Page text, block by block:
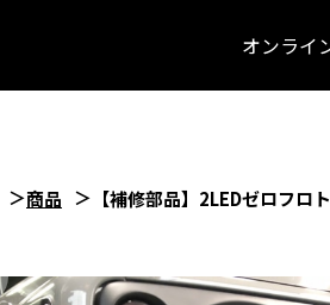
オンライ
商品 【補修部品】2LEDゼロフ